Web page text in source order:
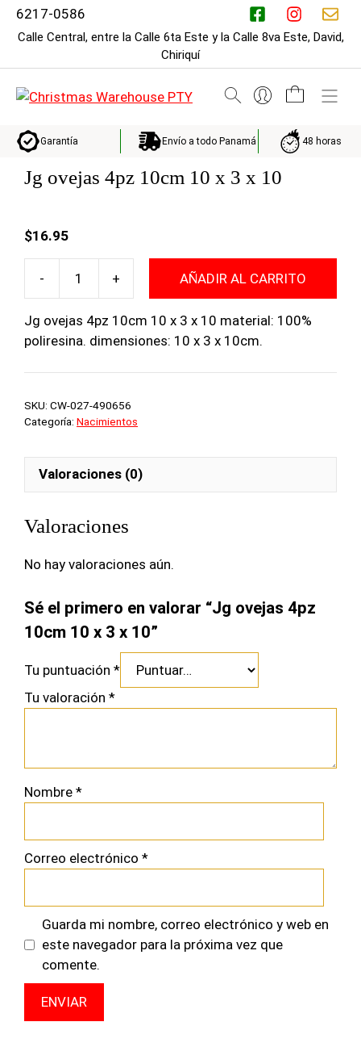
Saltar6217-0586
Calle Central, entre la Calle 6ta Este y la Calle 8va Este, David,
Chiriquí
Garantía Envío a todo Panamá 48 horas
Jg ovejas 4pz 10cm 10 x 3 x 10
$16.95
-
4pz
10cm
x
cantidad
+ AÑADIR AL CARRITO
Jg ovejas 4pz 10cm 10 x 3 x 10 material: 100%
poliresina. dimensiones: 10 x 3 x 10cm.
SKU: CW-027-490656
Categoría: Nacimientos
Valoraciones (0)
Valoraciones
No hay valoraciones aún.
Sé el primero en valorar “Jg ovejas 4pz
10cm 10 x 3 x 10”
Tu puntuación *
Tu valoración *
Nombre *
Correo electrónico *
Guarda mi nombre, correo electrónico y web en
este navegador para la próxima vez que
comente.